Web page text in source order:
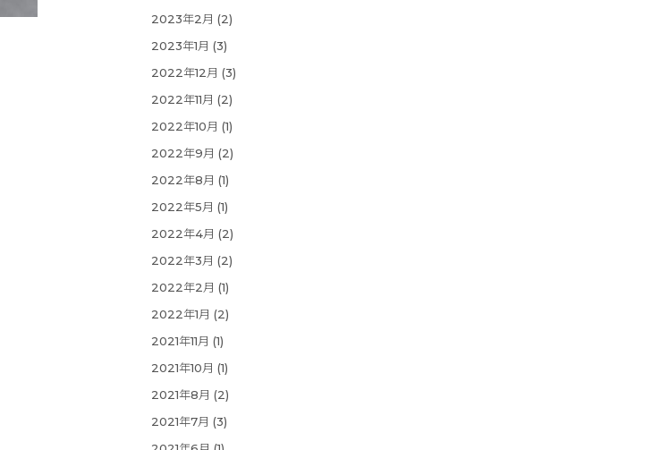
2023年2月 (2)
2023年1月 (3)
2022年12月 (3)
2022年11月 (2)
2022年10月 (1)
2022年9月 (2)
2022年8月 (1)
2022年5月 (1)
2022年4月 (2)
2022年3月 (2)
2022年2月 (1)
2022年1月 (2)
2021年11月 (1)
2021年10月 (1)
2021年8月 (2)
2021年7月 (3)